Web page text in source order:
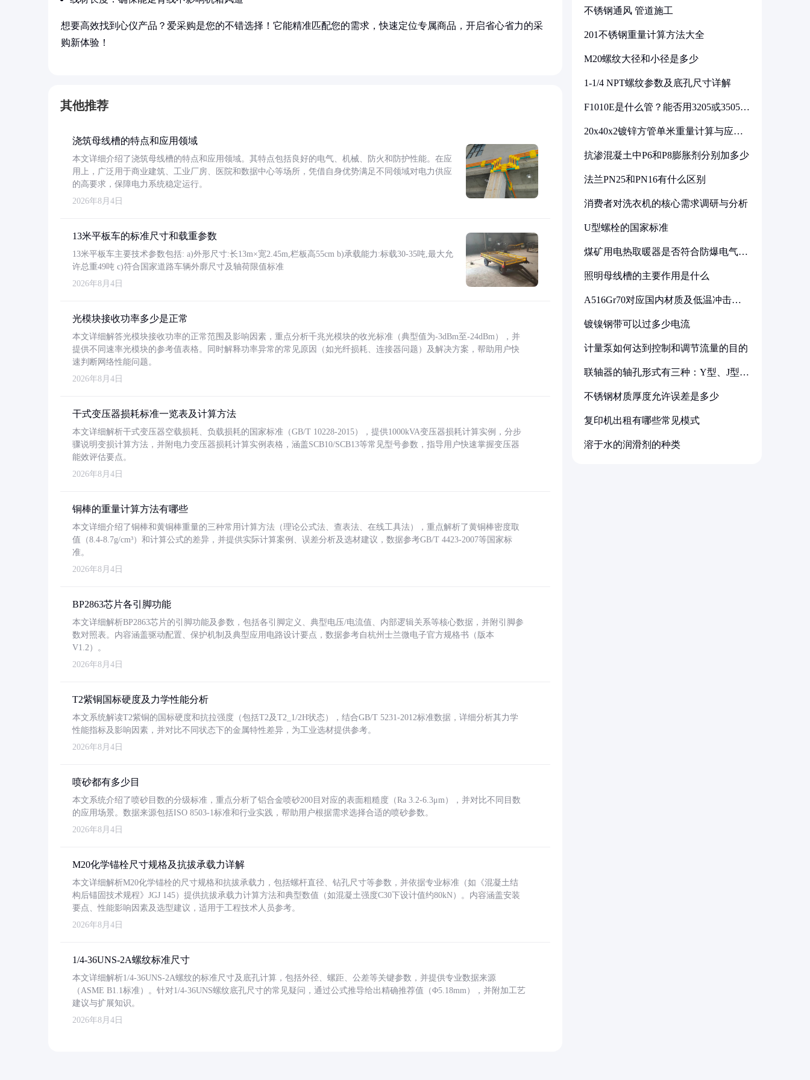
想要高效找到心仪产品？爱采购是您的不错选择！它能精准匹配您的需求，快速定位专属商品，开启省心省力的采
购新体验！
其他推荐
浇筑母线槽的特点和应用领域
本文详细介绍了浇筑母线槽的特点和应用领域。其特点包括良好的电气、机械、防火和防护性能。在应
用上，广泛用于商业建筑、工业厂房、医院和数据中心等场所，凭借自身优势满足不同领域对电力供应
的高要求，保障电力系统稳定运行。
2026年8月4日
13米平板车的标准尺寸和载重参数
13米平板车主要技术参数包括: a)外形尺寸:长13m×宽2.45m,栏板高55cm b)承载能力:标载30-35吨,最大允
许总重49吨 c)符合国家道路车辆外廓尺寸及轴荷限值标准
2026年8月4日
光模块接收功率多少是正常
本文详细解答光模块接收功率的正常范围及影响因素，重点分析千兆光模块的收光标准（典型值为-3dBm至-24dBm），并
提供不同速率光模块的参考值表格。同时解释功率异常的常见原因（如光纤损耗、连接器问题）及解决方案，帮助用户快
速判断网络性能问题。
2026年8月4日
干式变压器损耗标准一览表及计算方法
本文详细解析干式变压器空载损耗、负载损耗的国家标准（GB/T 10228-2015），提供1000kVA变压器损耗计算实例，分步
骤说明变损计算方法，并附电力变压器损耗计算实例表格，涵盖SCB10/SCB13等常见型号参数，指导用户快速掌握变压器
能效评估要点。
2026年8月4日
铜棒的重量计算方法有哪些
本文详细介绍了铜棒和黄铜棒重量的三种常用计算方法（理论公式法、查表法、在线工具法），重点解析了黄铜棒密度取
值（8.4-8.7g/cm³）和计算公式的差异，并提供实际计算案例、误差分析及选材建议，数据参考GB/T 4423-2007等国家标
准。
2026年8月4日
BP2863芯片各引脚功能
本文详细解析BP2863芯片的引脚功能及参数，包括各引脚定义、典型电压/电流值、内部逻辑关系等核心数据，并附引脚参
数对照表。内容涵盖驱动配置、保护机制及典型应用电路设计要点，数据参考自杭州士兰微电子官方规格书（版本
V1.2）。
2026年8月4日
T2紫铜国标硬度及力学性能分析
本文系统解读T2紫铜的国标硬度和抗拉强度（包括T2及T2_1/2H状态），结合GB/T 5231-2012标准数据，详细分析其力学
性能指标及影响因素，并对比不同状态下的金属特性差异，为工业选材提供参考。
2026年8月4日
喷砂都有多少目
本文系统介绍了喷砂目数的分级标准，重点分析了铝合金喷砂200目对应的表面粗糙度（Ra 3.2-6.3μm），并对比不同目数
的应用场景。数据来源包括ISO 8503-1标准和行业实践，帮助用户根据需求选择合适的喷砂参数。
2026年8月4日
M20化学锚栓尺寸规格及抗拔承载力详解
本文详细解析M20化学锚栓的尺寸规格和抗拔承载力，包括螺杆直径、钻孔尺寸等参数，并依据专业标准（如《混凝土结
构后锚固技术规程》JGJ 145）提供抗拔承载力计算方法和典型数值（如混凝土强度C30下设计值约80kN）。内容涵盖安装
要点、性能影响因素及选型建议，适用于工程技术人员参考。
2026年8月4日
1/4-36UNS-2A螺纹标准尺寸
本文详细解析1/4-36UNS-2A螺纹的标准尺寸及底孔计算，包括外径、螺距、公差等关键参数，并提供专业数据来源
（ASME B1.1标准）。针对1/4-36UNS螺纹底孔尺寸的常见疑问，通过公式推导给出精确推荐值（Φ5.18mm），并附加工艺
建议与扩展知识。
2026年8月4日
不锈钢通风 管道施工
201不锈钢重量计算方法大全
M20螺纹大径和小径是多少
1-1/4 NPT螺纹参数及底孔尺寸详解
F1010E是什么管？能否用3205或3505代
20x40x2镀锌方管单米重量计算与应用
抗渗混凝土中P6和P8膨胀剂分别加多少
法兰PN25和PN16有什么区别
消费者对洗衣机的核心需求调研与分析
U型螺栓的国家标准
煤矿用电热取暖器是否符合防爆电气设
照明母线槽的主要作用是什么
A516Gr70对应国内材质及低温冲击要
镀镍钢带可以过多少电流
计量泵如何达到控制和调节流量的目的
联轴器的轴孔形式有三种：Y型、J型、
不锈钢材质厚度允许误差是多少
复印机出租有哪些常见模式
溶于水的润滑剂的种类